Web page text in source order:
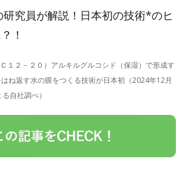
究員が解説！日本初の技術*のヒ
！
１２－２０）アルキルグルコシド（保湿）で形成す
ね返す水の膜をつくる技術が日本初（2024年12月
自社調べ）